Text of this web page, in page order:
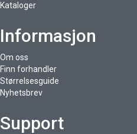
Kataloger
Informasjon
Om oss
Finn forhandler
Størrelsesguide
Nyhetsbrev
Support